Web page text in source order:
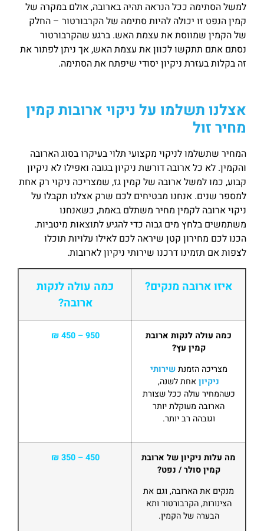
למשל הסתימה ככל הנראה תהיה בארובה, אולם במקרה של
קמין הנפט זו יכולה להיות סתימה של הקרבורטור – החלק
של הקמין שמווסת את עצמת האש. ברגע שהקרבורטור
נסתם אתם תתקשו לכוון את עצמת האש, אך ניתן לפתור את
זה בקלות בעזרת ניקיון יסודי שיפתח את הסתימה.
אצלנו תשלמו על ניקוי ארובות קמין
מחיר זול
המחיר שתשלמו לניקוי מקצועי תלוי בעיקרו בסוג הארובה
והקמין. לא כל ארובה דורשת ניקיון בגובה ואפילו לא ניקיון
קבוע, כמו למשל ארובה של קמין גז, שמצריכה ניקוי רק אחת
למספר שנים. אנחנו מבטיחים לכם שרק אצלנו תקבלו על
ניקוי ארובה לקמין מחיר משתלם באמת, כשאנחנו
משתמשים בלחץ מים גבוה כדי להגיע לתוצאות מיטביות.
הכנו לכם מחירון קטן שיראה לכם לאילו עלויות תוכלו
לצפות אם תזמינו דרכנו שירותי ניקיון לארובות.
איזו ארובה מנקים?
כמה עולה לנקות
ארובה?
כמה עולה לנקות ארובת
קמין עץ?
מצריכה הזמנתשירותי
ניקיוןאחת לשנה,
כשהמחיר עולה ככל שצורת
הארובה מעוקלת יותר
וגובהה רב יותר.
950 – 450 ₪
מה עלות ניקיון של ארובת
קמין סולר / נפט?
מנקים את הארובה, וגם את
הצינורות, הקרבורטור ותא
הבערה של הקמין.
450 – 350 ₪